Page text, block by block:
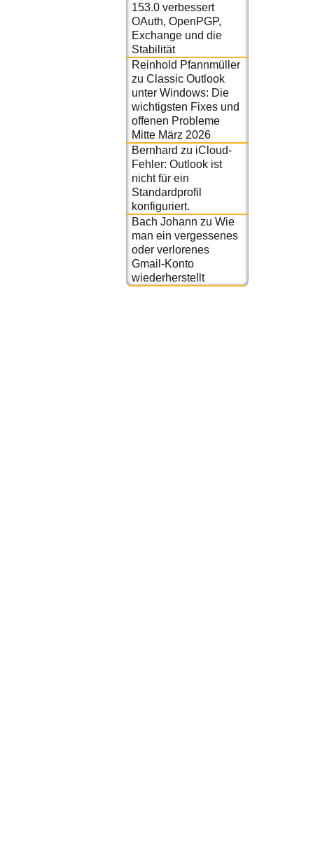
153.0 verbessert
OAuth, OpenPGP,
Exchange und die
Stabilität
Reinhold Pfannmüller
zu Classic Outlook
unter Windows: Die
wichtigsten Fixes und
offenen Probleme
Mitte März 2026
Bernhard zu iCloud-
Fehler: Outlook ist
nicht für ein
Standardprofil
konfiguriert.
Bach Johann zu Wie
man ein vergessenes
oder verlorenes
Gmail-Konto
wiederherstellt